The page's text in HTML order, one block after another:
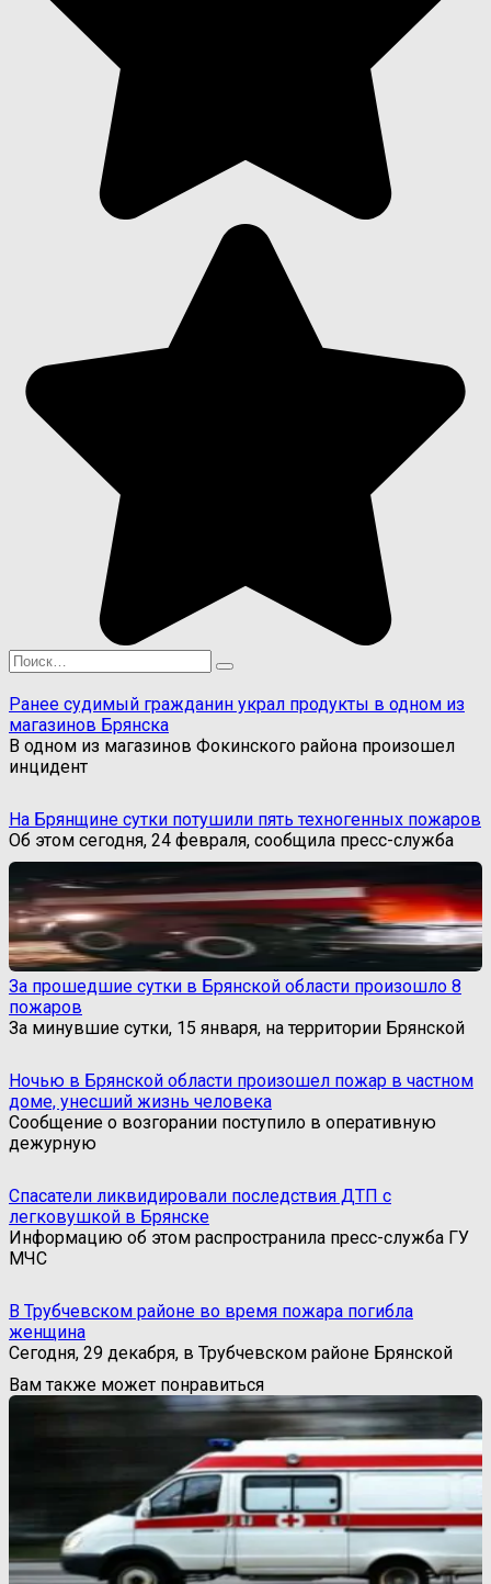
Search
for:
Ранее судимый гражданин украл продукты в одном из
магазинов Брянска
В одном из магазинов Фокинского района произошел
инцидент
На Брянщине сутки потушили пять техногенных пожаров
Об этом сегодня, 24 февраля, сообщила пресс-служба
За прошедшие сутки в Брянской области произошло 8
пожаров
За минувшие сутки, 15 января, на территории Брянской
Ночью в Брянской области произошел пожар в частном
доме, унесший жизнь человека
Сообщение о возгорании поступило в оперативную
дежурную
Спасатели ликвидировали последствия ДТП с
легковушкой в Брянске
Информацию об этом распространила пресс-служба ГУ
МЧС
В Трубчевском районе во время пожара погибла
женщина
Сегодня, 29 декабря, в Трубчевском районе Брянской
Вам также может понравиться